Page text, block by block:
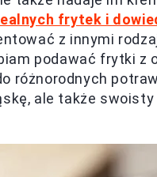
frytek i
z innymi
podawać frytki z
różnorodnych
ale także